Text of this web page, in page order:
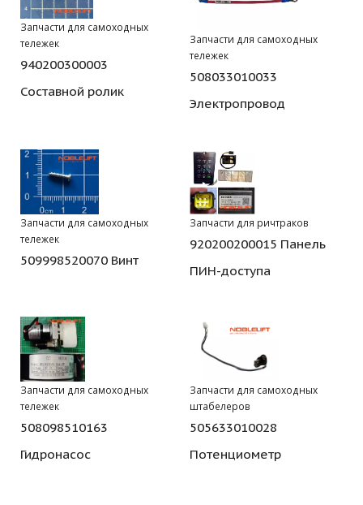
Запчасти для самоходных
тележек
940200300003
Составной ролик
Запчасти для самоходных
тележек
508033010033
Электропровод
Запчасти для самоходных
тележек
509998520070 Винт
Запчасти для ричтраков
920200200015 Панель
ПИН-доступа
Запчасти для самоходных
тележек
508098510163
Гидронасос
Запчасти для самоходных
штабелеров
505633010028
Потенциометр